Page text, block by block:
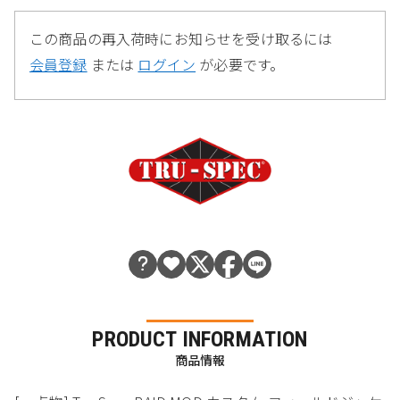
この商品の再入荷時にお知らせを受け取るには
会員登録 または ログイン が必要です。
PRODUCT INFORMATION
商品情報